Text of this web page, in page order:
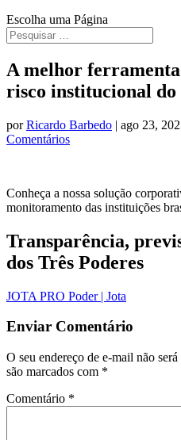
Escolha uma Página
A melhor
risco institucional do
porRicardo Barbedo | ago 23,
Comentários
Conheça a nossa solução
monitoramento das instituições
Transparência,
dos Três Poderes
JOTA PRO Poder | Jota
Enviar Comentário
O seu endereço de e-mail não
são marcados com *
Comentário *